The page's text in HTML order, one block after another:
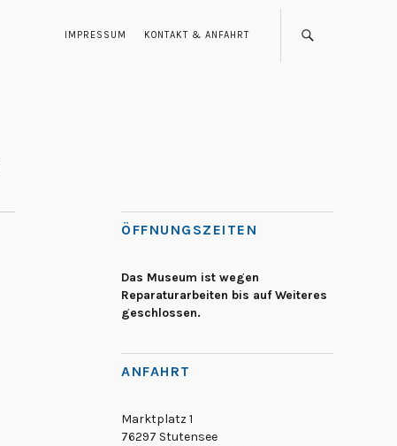
IMPRESSUM KONTAKT & ANFAHRT
ÖFFNUNGSZEITEN
Das Museum ist wegen
Reparaturarbeiten bis auf Weiteres
geschlossen.
ANFAHRT
Marktplatz 1
76297 Stutensee